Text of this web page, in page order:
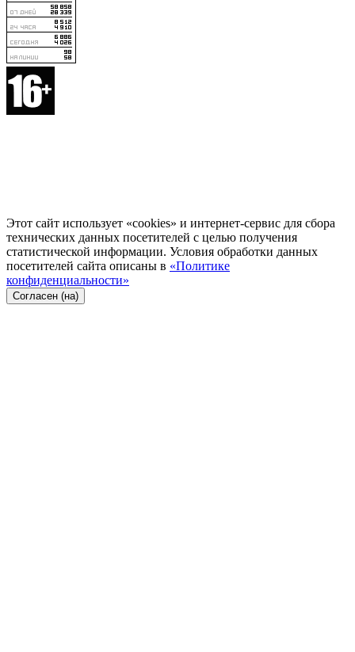
Этот сайт использует «cookies» и интернет-сервис для сбора
технических данных посетителей с целью получения
статистической информации. Условия обработки данных
посетителей сайта описаны в «Политике
конфиденциальности»
Согласен (на)